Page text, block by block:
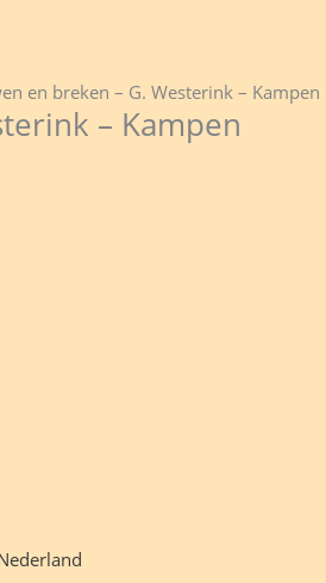
en breken – G. Westerink – Kampen
– Kampen